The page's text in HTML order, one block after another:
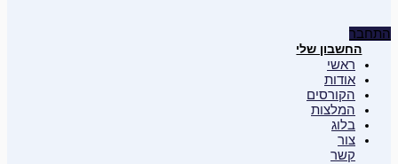
התחבר
החשבון שלי
ראשי
אודות
הקורסים
המלצות
בלוג
צור
קשר